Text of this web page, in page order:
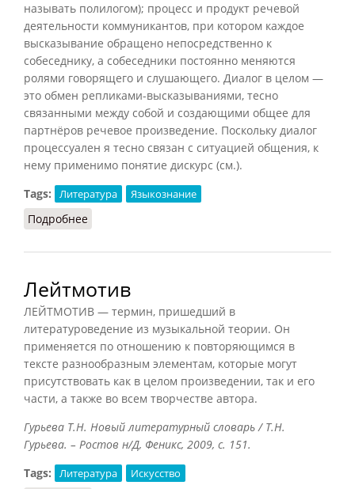
называть полилогом); процесс и продукт речевой
деятельности коммуникантов, при котором каждое
высказывание обращено непосредственно к
собеседнику, а собеседники постоянно меняются
ролями говорящего и слушающего. Диалог в целом —
это обмен репликами-высказываниями, тесно
связанными между собой и создающими общее для
партнёров речевое произведение. Поскольку диалог
процессуален я тесно связан с ситуацией общения, к
нему применимо понятие дискурс (см.).
Tags:
Литература Языкознание
Подробнее
Лейтмотив
ЛЕЙТМОТИВ — термин, пришедший в
литературоведение из музыкальной теории. Он
применяется по отношению к повторяющимся в
тексте разнообразным элементам, которые могут
присутствовать как в целом произведении, так и его
части, а также во всем творчестве автора.
Гурьева Т.Н. Новый литературный словарь / Т.Н.
Гурьева. – Ростов н/Д, Феникс, 2009, с. 151.
Tags:
Литература Искусство